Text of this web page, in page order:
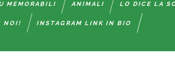
MEMORABILI ANIMALI LO DICE LA
NOI! INSTAGRAM LINK IN BIO